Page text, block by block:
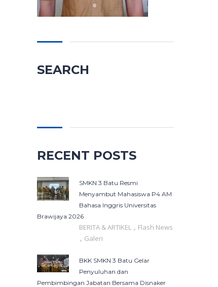
SEARCH
RECENT POSTS
SMKN 3 Batu Resmi
Menyambut Mahasiswa P4 AM
Bahasa Inggris Universitas
Brawijaya 2026
BERITA & ARTIKEL , Flash News
, Galeri
BKK SMKN 3 Batu Gelar
Penyuluhan dan
Pembimbingan Jabatan Bersama Disnaker